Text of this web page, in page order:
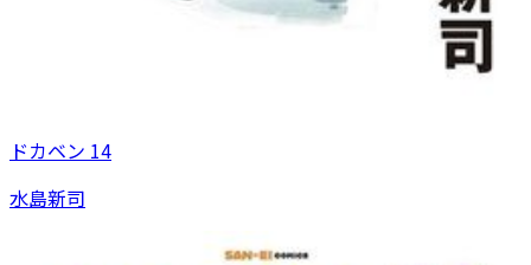
ドカベン 14
水島新司